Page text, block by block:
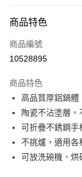
3 期 0 利率 每
合作金庫商業銀行
上海商業儲蓄銀行
臺灣中小企業銀行
匯豐（台灣）商業
聯邦商業銀行
元大商業銀行
玉山商業銀行
台灣樂天信用卡公
合作金庫商業銀行
上海商業儲蓄銀行
國泰世華商業銀行
匯豐（台灣）商業
聯邦商業銀行
元大商業銀行
玉山商業銀行
即享券
LINE Pay
Apple Pay
街口支付
Google Pay
商品特色
商品編號
10528895
商品特色
高品質厚鋁鍋體
陶瓷不沾塗層
可折疊不銹鋼手
不挑爐，適用各
可放洗碗機、烘